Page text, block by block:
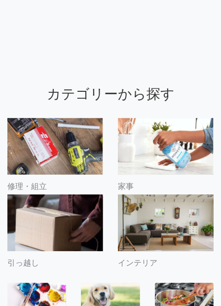
カテゴリーから探す
修理・組立 家事
引っ越し インテリア